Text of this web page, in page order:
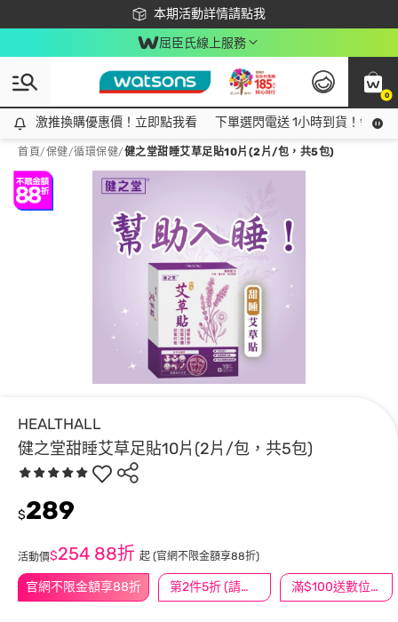
本期活動詳情請點我
下載app最高回饋$350
屈臣氏線上服務
0
激推換購優惠價！立即點我看
激推換購優惠價！立即點我看 下單選閃電送 1小時到貨！領神
首頁/保健/循環保健/健之堂甜睡艾草足貼10片(2片/包，共5包)
HEALTHALL
健之堂甜睡艾草足貼10片(2片/包，共5包)
官網不限金額享88折 第2件5折 (請任選2件商品) 滿$100送數位印花
$289
活動價$254 88折 起 (官網不限金額享88折)